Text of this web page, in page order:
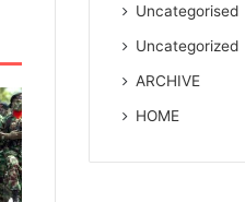
Uncategorised
Uncategorized
ARCHIVE
HOME